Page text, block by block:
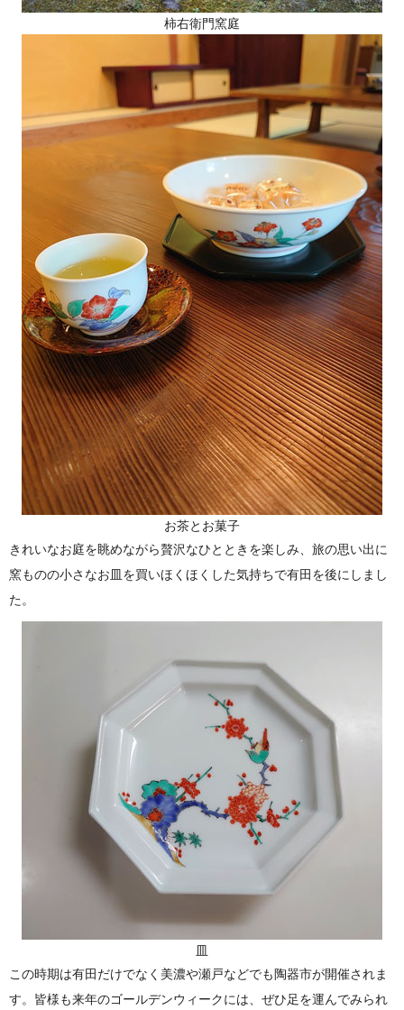
柿右衛門窯庭
お茶とお菓子
きれいなお庭を眺めながら贅沢なひとときを楽しみ、旅の思い出に
窯ものの小さなお皿を買いほくほくした気持ちで有田を後にしまし
た。
皿
この時期は有田だけでなく美濃や瀬戸などでも陶器市が開催されま
す。皆様も来年のゴールデンウィークには、ぜひ足を運んでみられ